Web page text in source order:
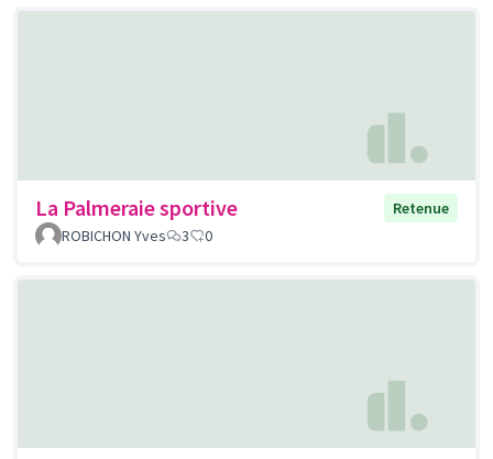
La Palmeraie sportive
Retenue
ROBICHON Yves
3 0